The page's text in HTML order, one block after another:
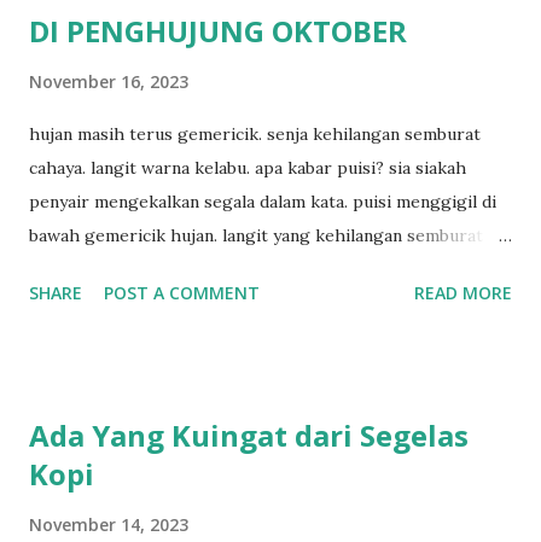
DI PENGHUJUNG OKTOBER
November 16, 2023
hujan masih terus gemericik. senja kehilangan semburat
cahaya. langit warna kelabu. apa kabar puisi? sia siakah
penyair mengekalkan segala dalam kata. puisi menggigil di
bawah gemericik hujan. langit yang kehilangan semburat
penyair? apakah sia sia aku dituliskan. puisi menggigil
SHARE POST A COMMENT READ MORE
Ada Yang Kuingat dari Segelas
Kopi
November 14, 2023